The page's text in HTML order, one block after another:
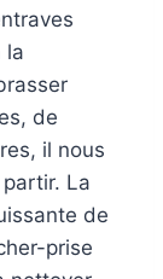
la
de
il nous
La
de
prise